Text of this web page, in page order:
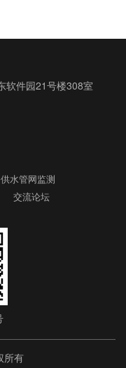
软件园21号楼308室
水管网监测
交流论坛
所有